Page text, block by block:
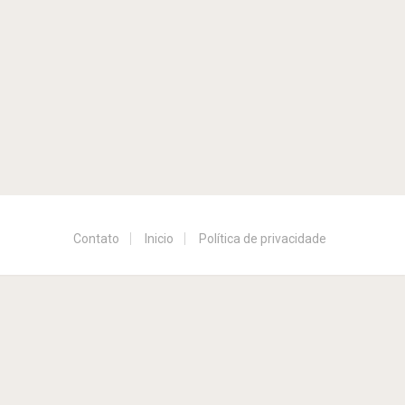
Contato Inicio Política de privacidade